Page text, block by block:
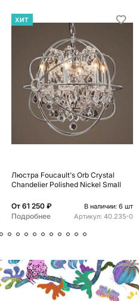
ХИТ
Люстра Foucault's Orb Crystal
Chandelier Polished Nickel Small
От 61 250 ₽ В наличии: 6 шт
Подробнее Артикул: 40.235-0